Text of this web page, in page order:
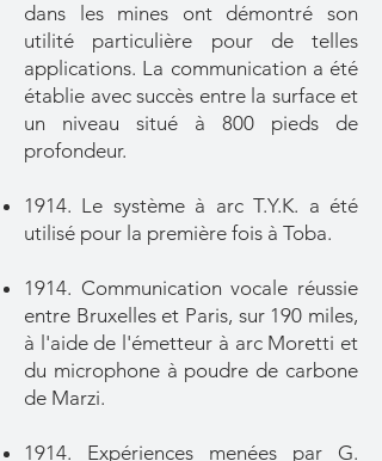
dans
les mines ont démontré son
utilité particulière pour de telles
applications. La communication a été
établie avec succès entre la surface et
un niveau situé à 800 pieds de
profondeur.
1914. Le système à arc T.Y.K. a été
utilisé pour la première fois à Toba.
1914. Communication vocale réussie
entre Bruxelles et Paris, sur 190 miles,
à l'aide de l'émetteur à arc Moretti et
du microphone à poudre de carbone
de Marzi.
1914. Expériences menées par G.